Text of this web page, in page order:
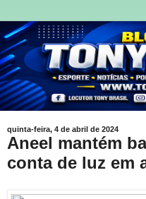
quinta-feira, 4 de abril de 2024
Aneel mantém
conta de luz em